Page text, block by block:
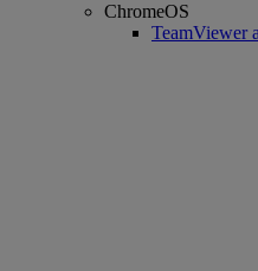
ChromeOS
TeamViewer